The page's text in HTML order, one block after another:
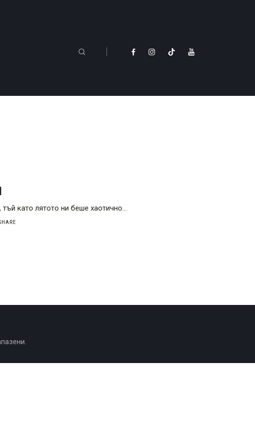
като лятото ни беше хаотично…